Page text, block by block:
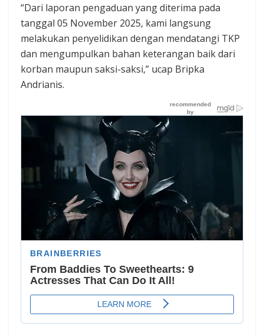
“Dari laporan pengaduan yang diterima pada
tanggal 05 November 2025, kami langsung
melakukan penyelidikan dengan mendatangi TKP
dan mengumpulkan bahan keterangan baik dari
korban maupun saksi-saksi,” ucap Bripka
Andrianis.